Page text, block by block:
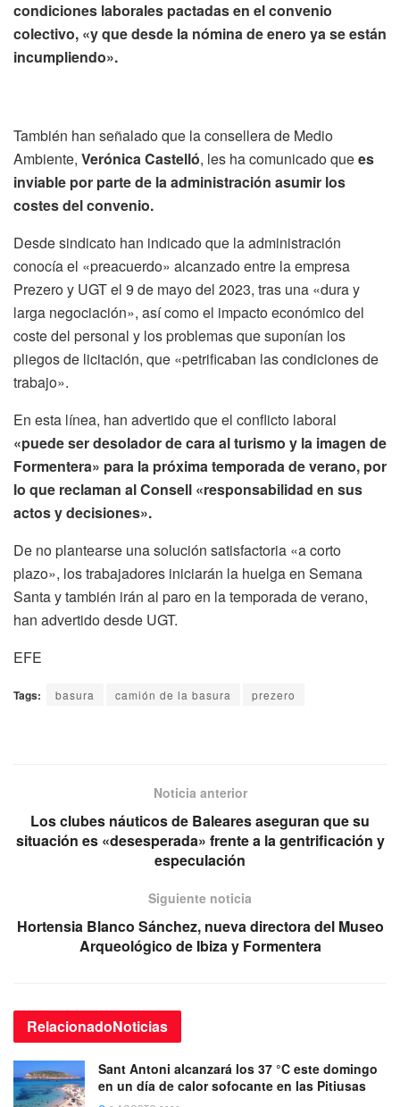
condiciones laborales pactadas en el convenio
colectivo, «y que desde la nómina de enero ya se están
incumpliendo».
También han señalado que la consellera de Medio
Ambiente, Verónica Castelló, les ha comunicado quees
inviable por parte de la administración asumir los
costes del convenio.
Desde sindicato han indicado que la administración
conocía el «preacuerdo» alcanzado entre la empresa
Prezero y UGT el 9 de mayo del 2023, tras una «dura y
larga negociación», así como el impacto económico del
coste del personal y los problemas que suponían los
pliegos de licitación, que «petrificaban las condiciones de
trabajo».
En esta línea, han advertido que el conflicto laboral
«puede ser desolador de cara al turismo y la imagen de
Formentera» para la próxima temporada de verano, por
lo que reclaman al Consell «responsabilidad en sus
actos y decisiones».
De no plantearse una solución satisfactoria «a corto
plazo», los trabajadores iniciarán la huelga en Semana
Santa y también irán al paro en la temporada de verano,
han advertido desde UGT.
EFE
Tags: basura camión de la basura prezero
Noticia anterior
Los clubes náuticos de Baleares aseguran que su
situación es «desesperada» frente a la gentrificación y
especulación
Siguiente noticia
Hortensia Blanco Sánchez, nueva directora del Museo
Arqueológico de Ibiza y Formentera
RelacionadoNoticias
Sant Antoni alcanzará los 37 °C este domingo
en un día de calor sofocante en las Pitiusas